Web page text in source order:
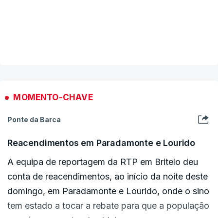
no terreno, desde logo com mais um grupo de
Especial de Proteção Civil;
O segundo comandante sub-regional do Douro,
José Requeijo, exlicava, num ponto de situação
após as 20h00, que o incêndio com origem em
Sirarelhos era, em Vila Real, o que suscitava
MOMENTO-CHAVE
Ponte da Barca
Reacendimentos em Paradamonte e Lourido
A equipa de reportagem da RTP em Britelo deu
conta de reacendimentos, ao início da noite deste
domingo, em Paradamonte e Lourido, onde o sino
tem estado a tocar a rebate para que a população